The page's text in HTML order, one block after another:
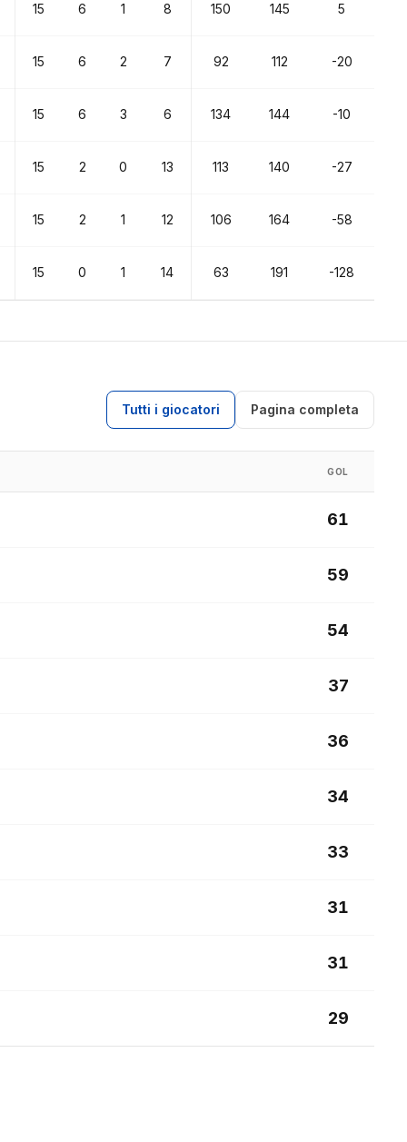
15 6 1 8 150 145 5
15 6 2 7 92 112 -20
15 6 3 6 134 144 -10
15 2 0 13 113 140 -27
15 2 1 12 106 164 -58
15 0 1 14 63 191 -128
Tutti i giocatori Pagina completa
GOL
61
59
54
37
36
34
33
31
31
29